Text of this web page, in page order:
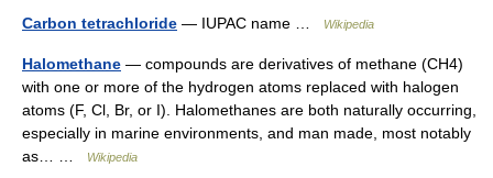
Carbon tetrachloride — IUPAC name … Wikipedia
Halomethane — compounds are derivatives of methane (CH4)
with one or more of the hydrogen atoms replaced with halogen
atoms (F, Cl, Br, or I). Halomethanes are both naturally occurring,
especially in marine environments, and man made, most notably
as… …
Wikipedia